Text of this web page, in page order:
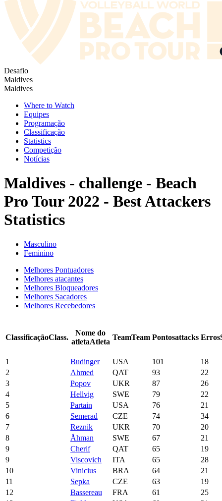
Desafio
Maldives
Maldives
Where to Watch
Equipes
Programação
Classificação
Statistics
Competição
Notícias
Maldives - challenge - Beach
Pro Tour 2022 - Best Attackers
Statistics
Masculino
Feminino
Melhores Pontuadores
Melhores atacantes
Melhores Bloqueadores
Melhores Sacadores
Melhores Recebedores
ClassificaçãoClass.
Nome do
atletaAtleta
TeamTeam Pontosattacks Erros
1 Budinger USA 101
18
2
Ahmed QAT 93
22
3
Popov UKR 87
26
4
Hellvig SWE 79
22
5
Partain USA 76
21
6
Semerad CZE 74
34
7
Reznik UKR 70
20
8
Åhman SWE 67
21
9
Cherif QAT 65
19
9
Viscovich ITA 65
28
10
Vinicius BRA 64
21
11
Sepka CZE 63
19
12
Bassereau FRA 61
25